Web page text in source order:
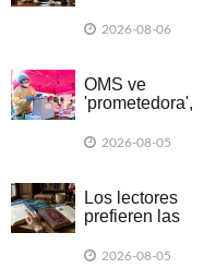
ucraniana
2026-08-06
OMS ve
'prometedora',
contra brote de
2026-08-05
Los lectores
prefieren las
con IA que las
2026-08-05